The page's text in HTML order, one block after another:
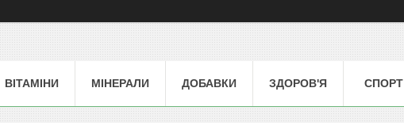
ВІТАМІНИ МІНЕРАЛИ ДОБАВКИ ЗДОРОВ'Я СПОРТ